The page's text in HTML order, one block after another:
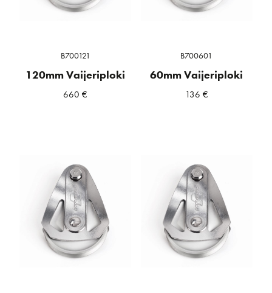
B700121
120mm Vaijeriploki
660€
B700601
60mm Vaijeriploki
136 €